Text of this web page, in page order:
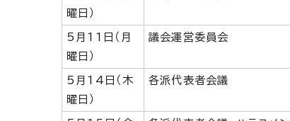
曜日）
5月11日（月
曜日）
議会運営委員会
5月14日（木
曜日）
各派代表者会議